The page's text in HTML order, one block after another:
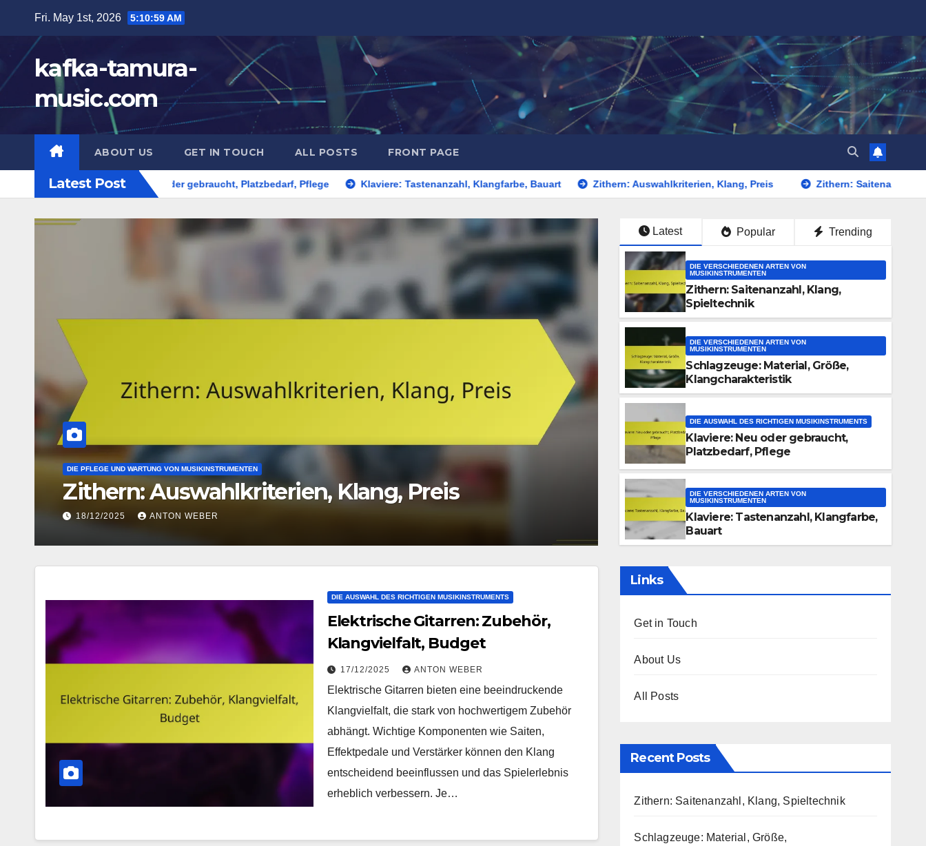
content
Fri. May 1st, 2026 5:11:00 AM
kafka-tamura-
music.com
ABOUT US GET IN TOUCH ALL POSTS FRONT PAGE
Latest Post
Klaviere: Neu oder gebraucht, Platzbedarf, Pflege Klaviere: Tastenanzahl, Klangfarbe, Bauart Zithern: Auswahlkriterien, Klang, Preis Zithern: Saitenanzahl, Klang,
DIE VERSCHIEDENEN ARTEN VON MUSIKINSTRUMENTEN
Zithern: Saitenanzahl, Klang, Spieltechnik
23/12/2025 ANTON WEBER
DIE VERSCHIEDENEN ARTEN VON MUSIKINSTRUMENTEN
Schlagzeuge: Material,
Klangcharakteristik
23/12/2025 ANTON WEBER
Latest Popular Trending
DIE VERSCHIEDENEN ARTEN VON
MUSIKINSTRUMENTEN
Zithern: Saitenanzahl, Klang,
Spieltechnik
DIE VERSCHIEDENEN ARTEN VON
MUSIKINSTRUMENTEN
Schlagzeuge: Material, Größe,
Klangcharakteristik
DIE AUSWAHL DES RICHTIGEN MUSIKINSTRUMENTS
Klaviere: Neu oder gebraucht,
Platzbedarf, Pflege
DIE VERSCHIEDENEN ARTEN VON
MUSIKINSTRUMENTEN
Klaviere: Tastenanzahl, Klangfarbe,
Bauart
DIE AUSWAHL DES RICHTIGEN MUSIKINSTRUMENTS
Elektrische Gitarren: Zubehör,
Klangvielfalt, Budget
17/12/2025 ANTON WEBER
Elektrische Gitarren bieten eine beeindruckende
Klangvielfalt, die stark von hochwertigem Zubehör
abhängt. Wichtige Komponenten wie Saiten,
Effektpedale und Verstärker können den Klang
entscheidend beeinflussen und das Spielerlebnis
erheblich verbessern. Je…
Links
Get in Touch
About Us
All Posts
Recent Posts
Zithern: Saitenanzahl, Klang, Spieltechnik
Schlagzeuge: Material, Größe,